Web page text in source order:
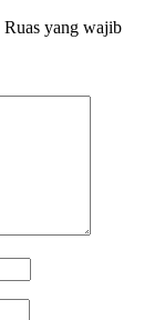
Ruas yang wajib